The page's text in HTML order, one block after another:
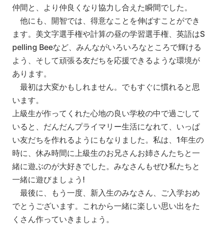
仲間と、より仲良くなり協力し合えた瞬間でした。
他にも、開智では、得意なことを伸ばすことができ
ます。美文字選手権や計算の昼の学習選手権、英語はS
pelling Beeなど、みんながいろいろなところで輝ける
よう、そして頑張る友だちを応援できるような環境が
あります。
最初は大変かもしれません。でもすぐに慣れると思
います。
上級生が作ってくれた心地の良い学校の中で過ごして
いると、だんだんプライマリー生活になれて、いっぱ
い友だちを作れるようにもなりました。私は、1年生の
時に、休み時間に上級生のお兄さんお姉さんたちと一
緒に遊ぶのが大好きでした。みなさんもぜひ私たちと
一緒に遊びましょう!
最後に、もう一度、新入生のみなさん、ご入学おめ
でとうございます。これから一緒に楽しい思い出をた
くさん作っていきましょう。